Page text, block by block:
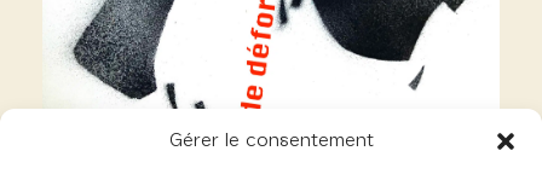
Gérer le consentement